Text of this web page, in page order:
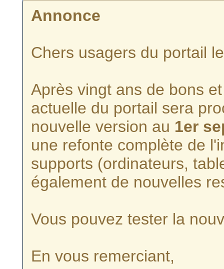
Annonce
Chers usagers du portail
Après vingt ans de bons
actuelle du portail sera
nouvelle version au 1er
une refonte complète de
supports (ordinateurs,
également de nouvelles
Vous pouvez tester la
En vous remerciant,